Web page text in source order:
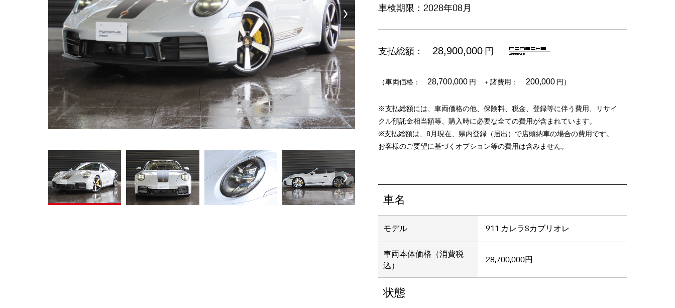
車検期限：2028年08月
支払総額： 28,900,000円
（車両価格： 28,700,000 円 + 諸費用： 200,000円）
※支払総額には、車両価格の他、保険料、税金、登録等に伴う費用、リサイ
クル預託金相当額等、購入時に必要な全ての費用が含まれています。
※支払総額は、8月現在、県内登録（届出）で店頭納車の場合の費用です。
お客様のご要望に基づくオプション等の費用は含みません。
車名
モデル 911 カレラSカブリオレ
車両本体価格 （消費税
込）
28,700,000円
状態